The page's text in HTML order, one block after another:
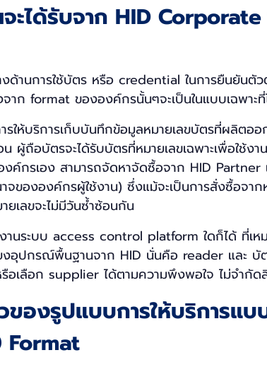
ะได้รับจาก HID
ด้านการใช้บัตร หรือ credential ในการยืนยันตัว
ก format ขององค์กรนั้นๆจะเป็นในแบบเฉพาะที่
รให้บริการเก็บบันทึกข้อมูลหมายเลขบัตรที่ผลิตออ
ผู้ถือบัตรจะได้รับบัตรที่หมายเลขเฉพาะเพื่อใช้งา
กรเอง สามารถจัดหาจัดซื้อจาก HID Partner
จขององค์กรผู้ใช้งาน) ซึ่งแม้จะเป็นการสั่งซื้อจา
ยเลขจะไม่มีวันซ้ำซ้อนกัน
านระบบ access control platform ใดก็ได้ ที่เห
งอุปกรณ์พื้นฐานจาก HID นั่นคือ reader และ บั
อเลือก supplier ได้ตามความพึงพอใจ ไม่จำกั
องรูปแบบการให้บริการแบ